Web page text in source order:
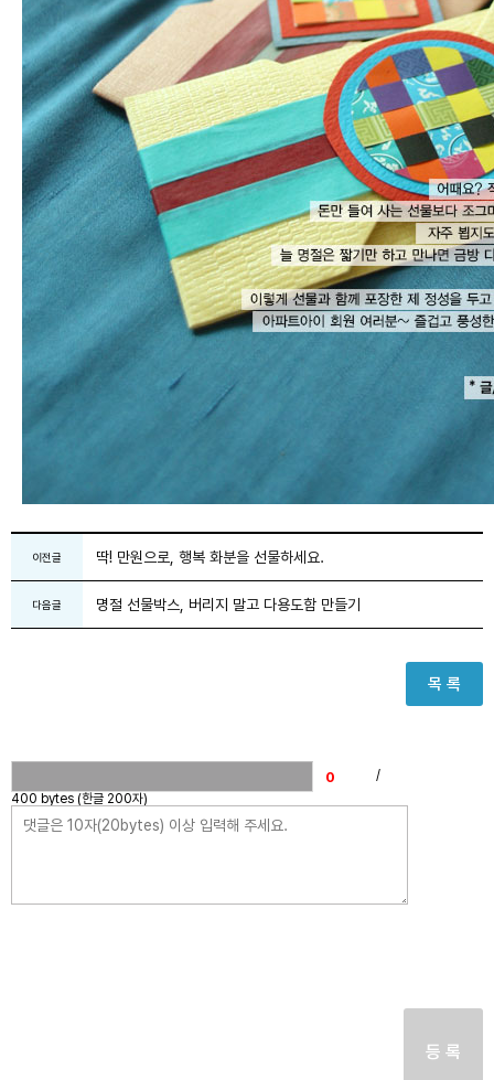
이전글 딱! 만원으로, 행복 화분을 선물하세요.
다음글 명절 선물박스, 버리지 말고 다용도함 만들기
목 록
/
400 bytes (한글 200자)
등 록